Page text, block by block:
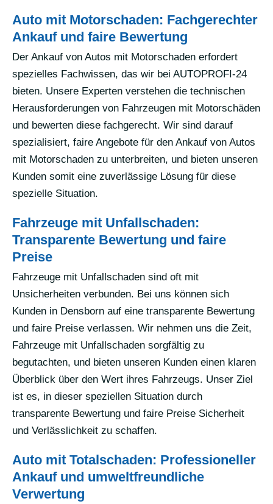
Auto mit Motorschaden: Fachgerechter
Ankauf und faire Bewertung
Der Ankauf von Autos mit Motorschaden erfordert
spezielles Fachwissen, das wir bei AUTOPROFI-24
bieten. Unsere Experten verstehen die technischen
Herausforderungen von Fahrzeugen mit Motorschäden
und bewerten diese fachgerecht. Wir sind darauf
spezialisiert, faire Angebote für den Ankauf von Autos
mit Motorschaden zu unterbreiten, und bieten unseren
Kunden somit eine zuverlässige Lösung für diese
spezielle Situation.
Fahrzeuge mit Unfallschaden:
Transparente Bewertung und faire
Preise
Fahrzeuge mit Unfallschaden sind oft mit
Unsicherheiten verbunden. Bei uns können sich
Kunden in Densborn auf eine transparente Bewertung
und faire Preise verlassen. Wir nehmen uns die Zeit,
Fahrzeuge mit Unfallschaden sorgfältig zu
begutachten, und bieten unseren Kunden einen klaren
Überblick über den Wert ihres Fahrzeugs. Unser Ziel
ist es, in dieser speziellen Situation durch
transparente Bewertung und faire Preise Sicherheit
und Verlässlichkeit zu schaffen.
Auto mit Totalschaden: Professioneller
Ankauf und umweltfreundliche
Verwertung